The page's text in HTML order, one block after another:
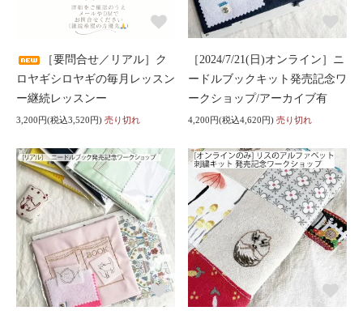
［要問合せ／リアル］ク
ロヤギシロヤギの毎月レッスン
ー継続レッスンー
3,200円(税込3,520円) 売り切れ
［2024/7/21(日)オンライン］ニ
ードルブックキット発売記念ワ
ークショップ/アーカイブ有
4,200円(税込4,620円) 売り切れ